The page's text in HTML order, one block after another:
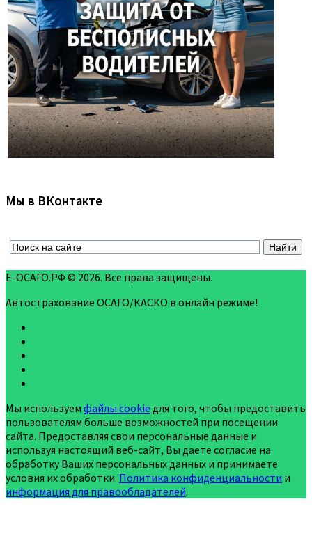
Мы в ВКонтакте
Е-ОСАГО.РФ © 2026. Все права защищены.
Автострахование ОСАГО/КАСКО в онлайн режиме!
Мы используем файлы cookie для того, чтобы предоставить
пользователям больше возможностей при посещении
сайта. Предоставляя свои персональные данные и
используя настоящий веб-сайт, Вы даете согласие на
обработку Ваших персональных данных и принимаете
условия их обработки. Политика конфиденциальности и
информация для правообладателей.